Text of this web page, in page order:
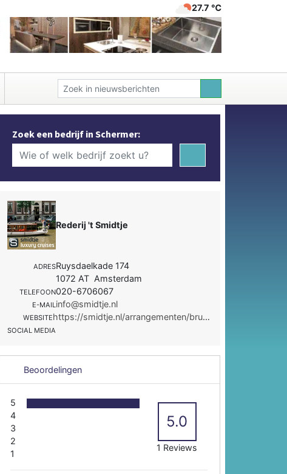
27.7 ℃
Zoek een bedrijf in Schermer:
Rederij 't Smidtje
ADRESRuysdaelkade 174
1072 AT Amsterdam
TELEFOON020-6706067
E-MAILinfo@smidtje.nl
WEBSITE https://smidtje.nl/arrangementen/bruiloft/
SOCIAL MEDIA
Beoordelingen
5
4
3
2
1
5.0
1 Reviews